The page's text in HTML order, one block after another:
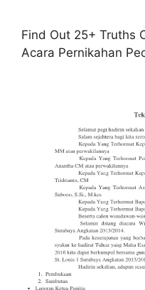
Find Out 25+ Truths
Acara Pernikahan